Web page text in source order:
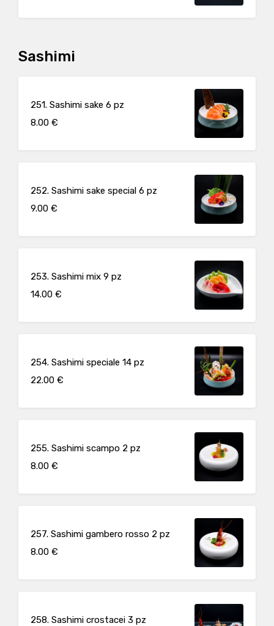
Sashimi
251. Sashimi sake 6 pz
8.00 €
252. Sashimi sake special 6 pz
9.00 €
253. Sashimi mix 9 pz
14.00 €
254. Sashimi speciale 14 pz
22.00 €
255. Sashimi scampo 2 pz
8.00 €
257. Sashimi gambero rosso 2 pz
8.00 €
258. Sashimi crostacei 3 pz